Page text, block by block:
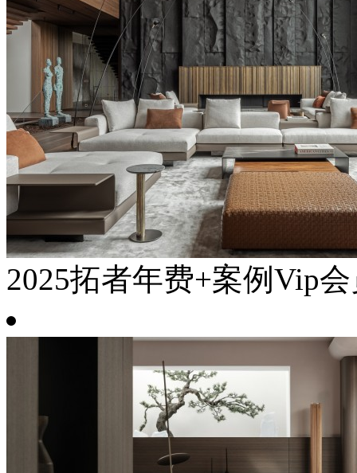
2025拓者年费+案例Vip